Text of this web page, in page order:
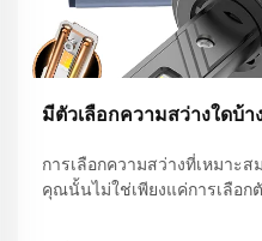
มีตัวเลือกความสว่างใดบ้า
การเลือกความสว่างที่เหมาะ
คุณนั้นไม่ใช่เพียงแค่การเลือ